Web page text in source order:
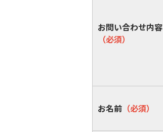
お問い合わせ内容
（必須）
お名前 （必須）